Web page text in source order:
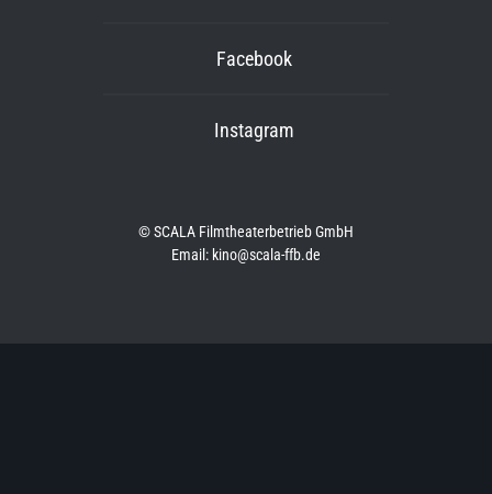
Facebook
Instagram
© SCALA Filmtheaterbetrieb GmbH
Email: kino@scala-ffb.de